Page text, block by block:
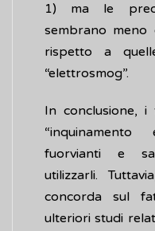
1) ma le
sembrano meno
rispetto a
“elettrosmog”.
In conclusione, i
“inquinamento
fuorvianti e
utilizzarli.
concorda sul
ulteriori studi